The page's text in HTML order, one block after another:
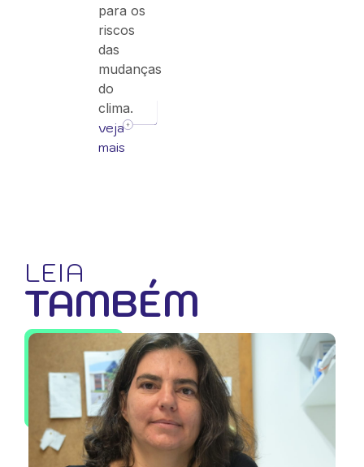
para os
riscos
das
mudanças
do
clima.
veja
mais
LEIA
TAMBÉM